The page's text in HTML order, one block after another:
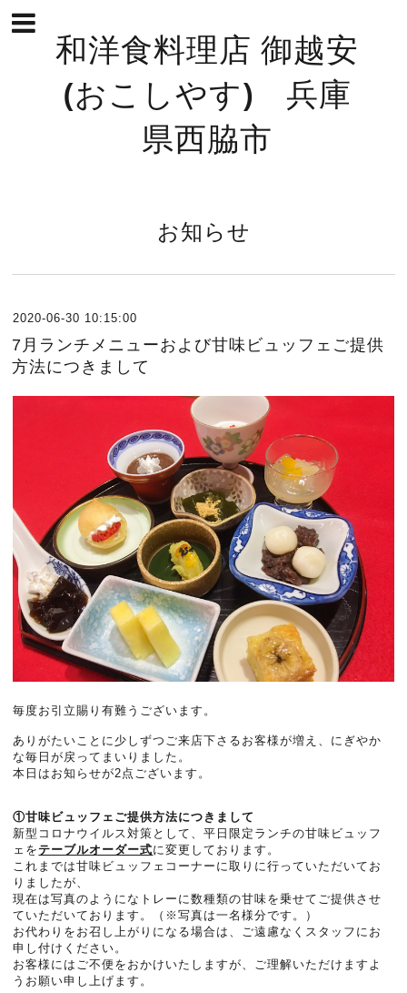
和洋食料理店 御越安
(おこしやす) 兵庫
県西脇市
お知らせ
2020-06-30 10:15:00
7月ランチメニューおよび甘味ビュッフェご提供
方法につきまして
毎度お引立賜り有難うございます。
ありがたいことに少しずつご来店下さるお客様が増え、にぎやか
な毎日が戻ってまいりました。
本日はお知らせが2点ございます。
①甘味ビュッフェご提供方法につきまして
新型コロナウイルス対策として、平日限定ランチの甘味ビュッフ
ェを テーブルオーダー式に変更しております。
これまでは甘味ビュッフェコーナーに取りに行っていただいてお
りましたが、
現在は写真のようになトレーに数種類の甘味を乗せてご提供させ
ていただいております。（※写真は一名様分です。）
お代わりをお召し上がりになる場合は、ご遠慮なくスタッフにお
申し付けください。
お客様にはご不便をおかけいたしますが、ご理解いただけますよ
うお願い申し上げます。